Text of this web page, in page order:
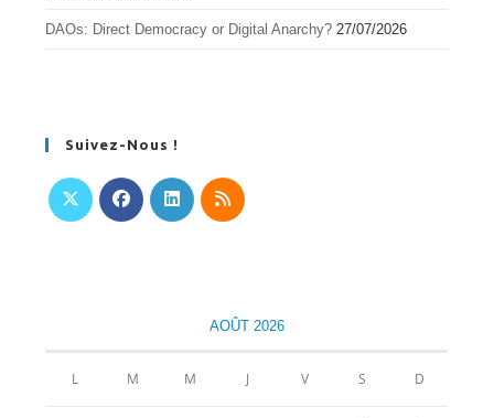
DAOs: Direct Democracy or Digital Anarchy? 27/07/2026
Suivez-Nous !
nouvel
AOÛT 2026
L M M J V S D